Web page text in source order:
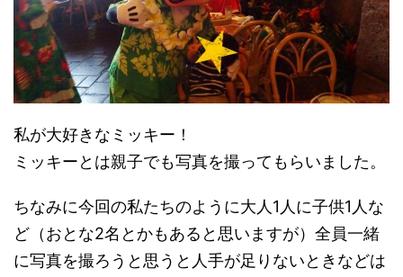
私が大好きなミッキー！
ミッキーとは親子でも写真を撮ってもらいました。
ちなみに今回の私たちのように大人1人に子供1人な
ど（おとな2名とかもあると思いますが）全員一緒
に写真を撮ろうと思うと人手が足りないときなどは